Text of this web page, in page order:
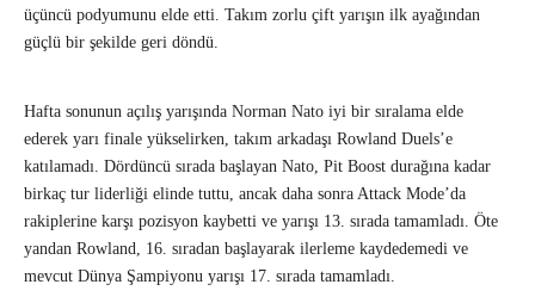
üçüncü podyumunu elde etti. Takım zorlu çift yarışın ilk ayağından
güçlü bir şekilde geri döndü.
Hafta sonunun açılış yarışında Norman Nato iyi bir sıralama elde
ederek yarı finale yükselirken, takım arkadaşı Rowland Duels’e
katılamadı. Dördüncü sırada başlayan Nato, Pit Boost durağına kadar
birkaç tur liderliği elinde tuttu, ancak daha sonra Attack Mode’da
rakiplerine karşı pozisyon kaybetti ve yarışı 13. sırada tamamladı. Öte
yandan Rowland, 16. sıradan başlayarak ilerleme kaydedemedi ve
mevcut Dünya Şampiyonu yarışı 17. sırada tamamladı.